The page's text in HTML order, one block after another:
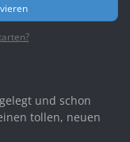
und schon
tollen, neuen